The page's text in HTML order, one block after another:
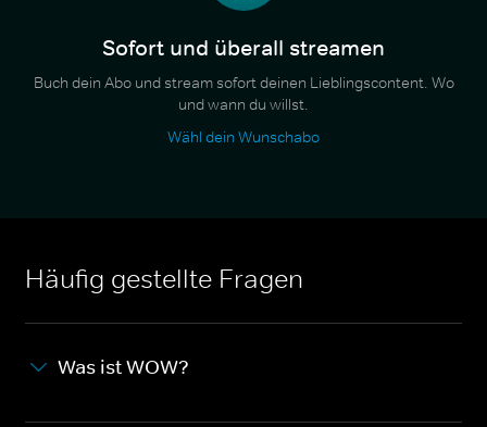
Sofort und überall streamen
Buch dein Abo und stream sofort deinen Lieblingscontent. Wo
und wann du willst.
Wähl dein Wunschabo
Häufig gestellte Fragen
Was ist WOW?